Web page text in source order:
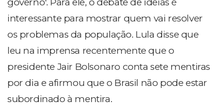
governo'. Para ele, o debate de ideias é
interessante para mostrar quem vai resolver
os problemas da população. Lula disse que
leu na imprensa recentemente que o
presidente Jair Bolsonaro conta sete mentiras
por dia e afirmou que o Brasil não pode estar
subordinado à mentira.